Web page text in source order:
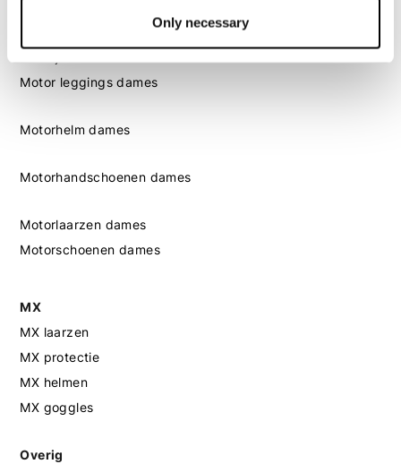
Only necessary
Motor leggings dames
Motorhelm dames
Motorhandschoenen dames
Motorlaarzen dames
Motorschoenen dames
MX
MX laarzen
MX protectie
MX helmen
MX goggles
Overig